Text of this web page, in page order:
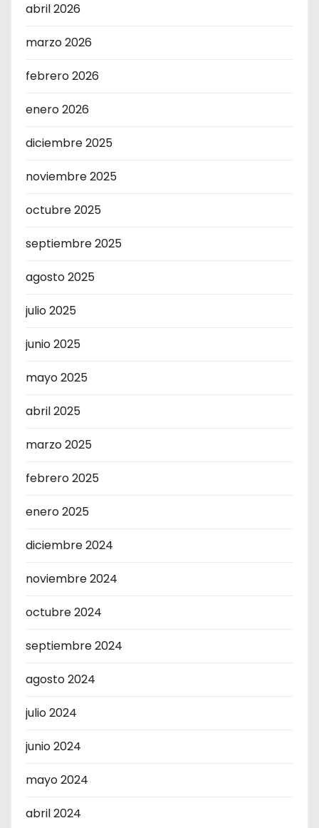
abril 2026
marzo 2026
febrero 2026
enero 2026
diciembre 2025
noviembre 2025
octubre 2025
septiembre 2025
agosto 2025
julio 2025
junio 2025
mayo 2025
abril 2025
marzo 2025
febrero 2025
enero 2025
diciembre 2024
noviembre 2024
octubre 2024
septiembre 2024
agosto 2024
julio 2024
junio 2024
mayo 2024
abril 2024